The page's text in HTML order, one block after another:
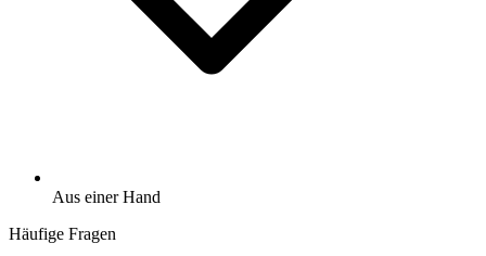
Aus einer Hand
Häufige Fragen